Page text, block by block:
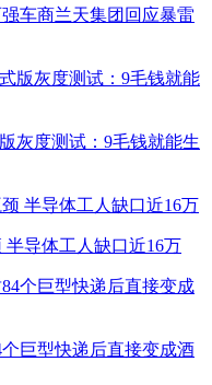
车商兰天集团回应暴雷
灰度测试：9毛钱就能生
导体工人缺口近16万
巨型快递后直接变成酒